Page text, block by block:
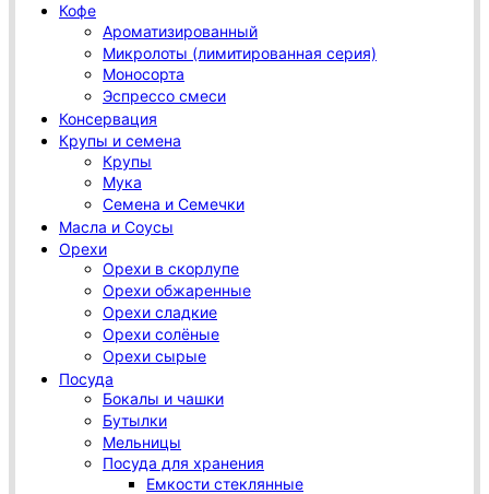
Кофе
Ароматизированный
Микролоты (лимитированная серия)
Моносорта
Эспрессо смеси
Консервация
Крупы и семена
Крупы
Мука
Семена и Семечки
Масла и Соусы
Орехи
Орехи в скорлупе
Орехи обжаренные
Орехи сладкие
Орехи солёные
Орехи сырые
Посуда
Бокалы и чашки
Бутылки
Мельницы
Посуда для хранения
Емкости стеклянные